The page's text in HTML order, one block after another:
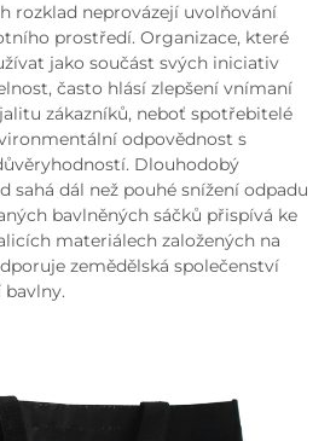
rozklad neprovázejí uvolňování
prostředí. Organizace, které
jako součást svých iniciativ
často hlásí zlepšení vnímaní
zákazníků, neboť spotřebitelé
odpovědnost s
Dlouhodobý
sahá dál než pouhé snížení odpadu
bavlněných sáčků přispívá ke
materiálech založených na
zemědělská společenství
bavlny.